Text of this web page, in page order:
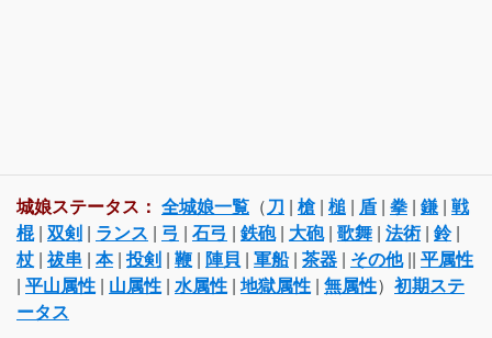
城娘ステータス： 全城娘一覧 （刀 | 槍 | 槌 | 盾 | 拳 | 鎌| 戦
棍| 双剣 | ランス | 弓 | 石弓 | 鉄砲| 大砲| 歌舞 | 法術| 鈴|
杖 | 祓串 | 本|投剣 | 鞭 | 陣貝 | 軍船| 茶器 | その他|| 平属性
| 平山属性 | 山属性 | 水属性 | 地獄属性 | 無属性） 初期ステ
ータス